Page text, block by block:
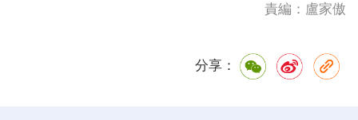
責編：盧家傲
分享：